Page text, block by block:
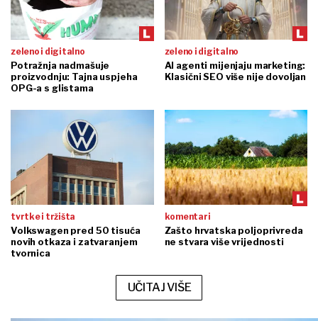
zeleno i digitalno
Potražnja nadmašuje
proizvodnju: Tajna uspjeha
OPG-a s glistama
zeleno i digitalno
AI agenti mijenjaju marketing:
Klasični SEO više nije dovoljan
tvrtke i tržišta
Volkswagen pred 50 tisuća
novih otkaza i zatvaranjem
tvornica
komentari
Zašto hrvatska poljoprivreda
ne stvara više vrijednosti
UČITAJ VIŠE